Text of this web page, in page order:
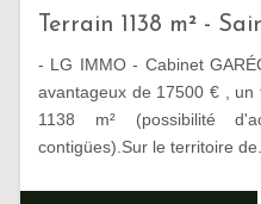
Terrain 1138 m² -
- LG IMMO - Cabinet
avantageux de 17500 € ,
1138 m² (possibilité
contigües).Sur le territoire